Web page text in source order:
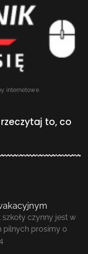
internetowe
to, co
czynny jest w
pilnych prosimy o